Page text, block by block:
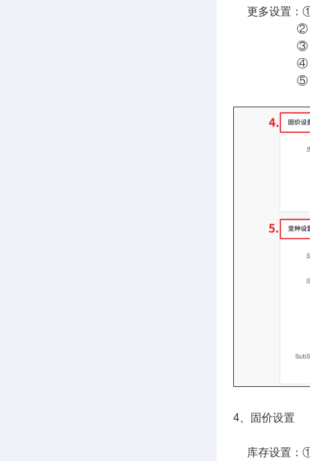
更多设置：①
② 可设置
③ 可自动
④ 选择填入
⑤ 选择自定
4、固价设置
库存设置：①